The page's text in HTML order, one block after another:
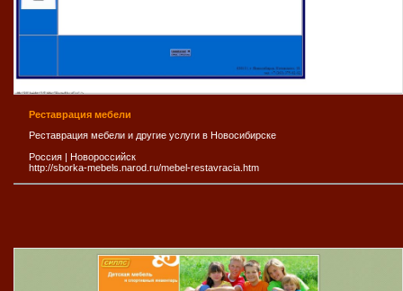
Реставрация мебели
Реставрация мебели и другие услуги в Новосибирске
Россия | Новороссийск
http://sborka-mebels.narod.ru/mebel-restavracia.htm